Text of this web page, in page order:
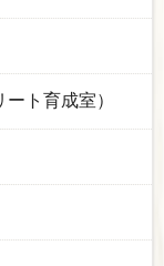
ト育成室）